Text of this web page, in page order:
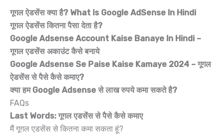
गूगल ऐडसेंस क्या है? What Is Google AdSense In Hindi
गूगल ऐडसेंस कितना पैसा देता है?
Google Adsense Account Kaise Banaye In Hindi –
गूगल एडसेंस अकाउंट कैसे बनाये
Google Adsense Se Paise Kaise Kamaye 2024 – गूगल
ऐडसेंस से पैसे कैसे कमाए?
क्या हम Google Adsense से लाख रुपये कमा सकते है?
FAQs
Last Words: गूगल एडसेंस से पैसे कैसे कमाए
मैं गूगल एडसेंस से कितना कमा सकता हूं?